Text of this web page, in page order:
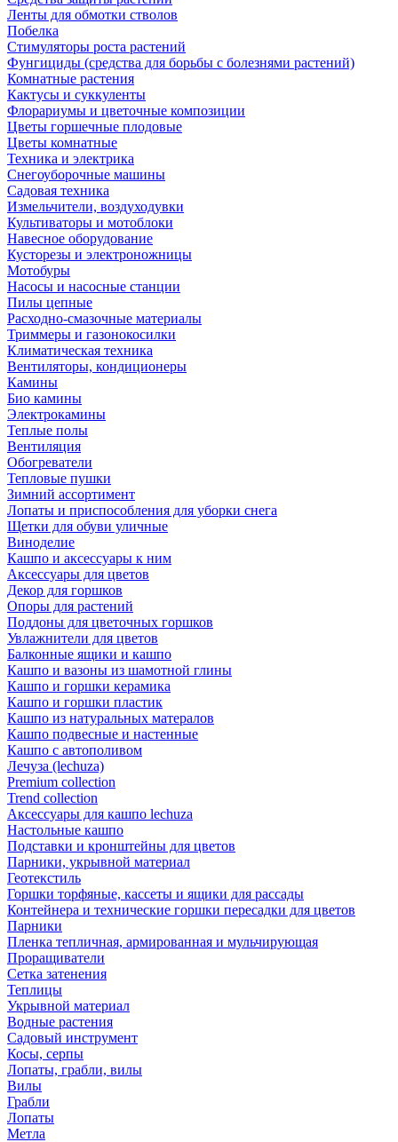
Ленты для обмотки стволов
Побелка
Стимуляторы роста растений
Фунгициды (средства для борьбы с болезнями растений)
Комнатные растения
Кактусы и суккуленты
Флорариумы и цветочные композиции
Цветы горшечные плодовые
Цветы комнатные
Техника и электрика
Снегоуборочные машины
Садовая техника
Измельчители, воздуходувки
Культиваторы и мотоблоки
Навесное оборудование
Кусторезы и электроножницы
Мотобуры
Насосы и насосные станции
Пилы цепные
Расходно-смазочные материалы
Триммеры и газонокосилки
Климатическая техника
Вентиляторы, кондиционеры
Камины
Био камины
Электрокамины
Теплые полы
Вентиляция
Обогреватели
Тепловые пушки
Зимний ассортимент
Лопаты и приспособления для уборки снега
Щетки для обуви уличные
Виноделие
Кашпо и аксессуары к ним
Аксессуары для цветов
Декор для горшков
Опоры для растений
Поддоны для цветочных горшков
Увлажнители для цветов
Балконные ящики и кашпо
Кашпо и вазоны из шамотной глины
Кашпо и горшки керамика
Кашпо и горшки пластик
Кашпо из натуральных матералов
Кашпо подвесные и настенные
Кашпо с автополивом
Лечуза (lechuza)
Premium collection
Trend collection
Аксессуары для кашпо lechuza
Настольные кашпо
Подставки и кронштейны для цветов
Парники, укрывной материал
Геотекстиль
Горшки торфяные, кассеты и ящики для рассады
Контейнера и технические горшки пересадки для цветов
Парники
Пленка тепличная, армированная и мульчирующая
Проращиватели
Сетка затенения
Теплицы
Укрывной материал
Водные растения
Садовый инструмент
Косы, серпы
Лопаты, грабли, вилы
Вилы
Грабли
Лопаты
Метла